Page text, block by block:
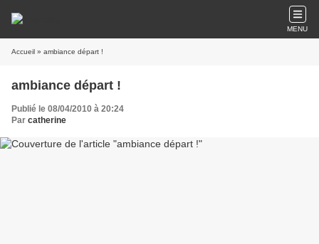
MENU
Accueil » ambiance départ !
ambiance départ !
Publié le 08/04/2010 à 20:24
Par catherine